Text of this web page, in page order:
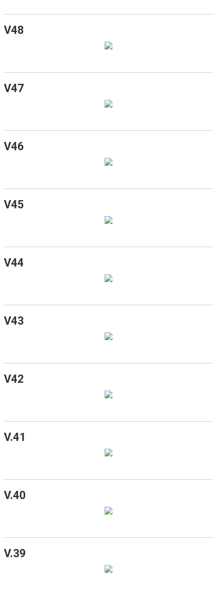
V48
V47
V46
V45
V44
V43
V42
V.41
V.40
V.39